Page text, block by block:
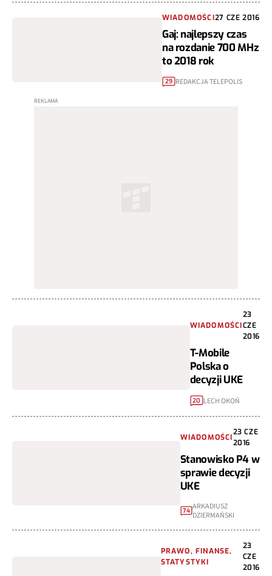
WIADOMOŚCI27 CZE 2016
Gaj: najlepszy czas
na rozdanie 700 MHz
to 2018 rok
29 REDAKCJA TELEPOLIS
WIADOMOŚCI
23
CZE
2016
T-Mobile
Polska o
decyzji UKE
20 LECH OKOŃ
WIADOMOŚCI
23 CZE
2016
Stanowisko P4 w
sprawie decyzji
UKE
74 ARKADIUSZ
DZIERMAŃSKI
PRAWO, FINANSE,
STATYSTYKI
23
CZE
2016